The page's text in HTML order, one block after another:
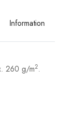
Information
260 g/m2.